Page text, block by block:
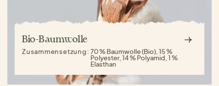
Bio-Baumwolle
Zusammensetzung:70 % Baumwolle (Bio), 15 %
Polyester, 14 % Polyamid, 1 %
Elasthan